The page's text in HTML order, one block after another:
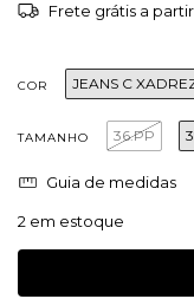
Frete grátis a
COR JEANS C
TAMANHO 36.PP
Guia de medidas
2 em estoque